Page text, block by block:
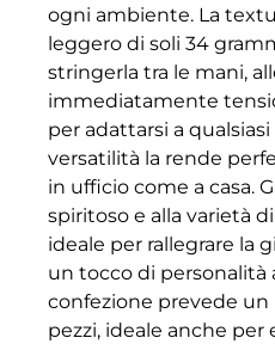
ogni ambiente. La
leggero di soli 34
stringerla tra le mani,
immediatamente
per adattarsi a qualsiasi
versatilità la rende
in ufficio come a casa.
spiritoso e alla varietà
ideale per rallegrare la
un tocco di personalità
confezione prevede
pezzi, ideale anche per